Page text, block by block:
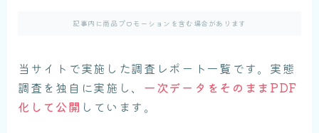
記事内に商品プロモーションを含む場合があります
当サイトで実施した調査レポート一覧です。実態
調査を独自に実施し、 一次データをそのままPDF
化して公開 しています。